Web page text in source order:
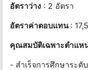
อัตราว่าง : 2 อัตรา
อัตราค่าตอบแทน :
คุณสมบัติเฉพาะตำแห
- สำเร็จการศึกษาระ